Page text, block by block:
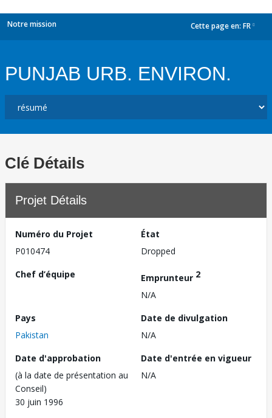
Notre mission Cette page en: FR
PUNJAB URB. ENVIRON.
Clé Détails
Projet Détails
Numéro du Projet
P010474
État
Dropped
Chef d’équipe
Emprunteur 2
N/A
Pays
Pakistan
Date de divulgation
N/A
Date d'approbation
(à la date de présentation au
Conseil)
30 juin 1996
Date d'entrée en vigueur
N/A